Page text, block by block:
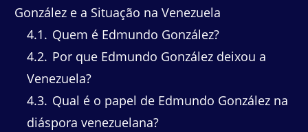
González e a Situação na Venezuela
4.1
Quem é Edmundo González?
4.2 Por que Edmundo González deixou a
Venezuela?
4.3 Qual é o papel de Edmundo González na
diáspora venezuelana?